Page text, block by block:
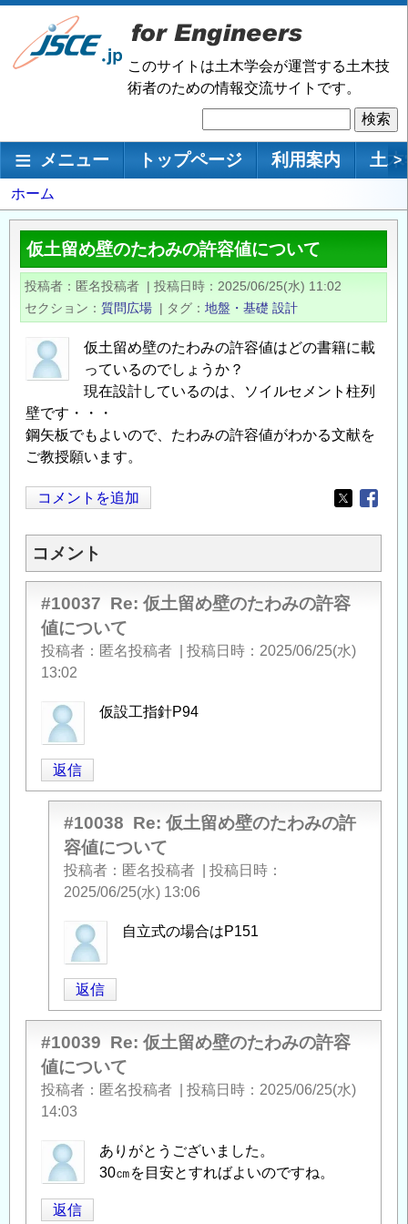
メ
ン
移
このサイトは土木学会が運営する土木技
術者のための情報交流サイトです。
索
メインナビゲーション
メニュー トップページ 利用案内 土 >
パ
ン
く
ず
ホーム
仮土留め壁のたわみの許容値について
投稿者 匿名投稿者 | 投稿日時
2025/06/25(水) 11:02
セクション
質問広場 | タグ 地盤・基礎 設計
仮土留め壁のたわみの許容値はどの書籍に載
っているのでしょうか？
現在設計しているのは、ソイルセメント柱列
壁です・・・
鋼矢板でもよいので、たわみの許容値がわかる文献を
ご教授願います。
コメントを追加
Opens in
コメント
#10037 Re: 仮土留め壁のたわみの許容
値について
投稿者 匿名投稿者 投稿日時
2025/06/25(水)
13:02
仮設工指針P94
返信
#10038 Re: 仮土留め壁のたわみの許
容値について
投稿者 匿名投稿者
投稿日時
2025/06/25(水) 13:06
匿
名
投
稿
者
に
よ
る
「
土
留
壁
自立式の場合はP151
返信
#10039 Re: 仮土留め壁のたわみの許容
値について
投稿者 匿名投稿者 投稿日時
2025/06/25(水)
14:03
ありがとうございました。
30㎝を目安とすればよいのですね。
返信